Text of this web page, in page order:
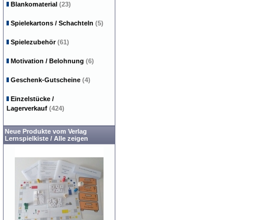
Blankomaterial (23)
Spielekartons / Schachteln (5)
Spielezubehör(61)
Motivation / Belohnung (6)
Geschenk-Gutscheine (4)
Einzelstücke /
Lagerverkauf (424)
Neue Produkte vom Verlag
Lernspielkiste / Alle zeigen